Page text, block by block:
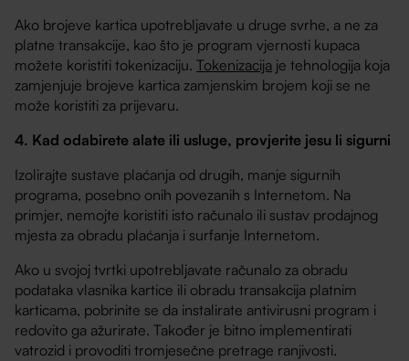
Ako brojeve kartica upotrebljavate u druge svrhe, a ne za
platne transakcije, kao što je program vjernosti kupaca
možete koristiti tokenizaciju.Tokenizacija je tehnologija koja
zamjenjuje brojeve kartica zamjenskim brojem koji se ne
može koristiti za prijevaru.
4. Kad odabirete alate ili usluge, provjerite jesu li sigurni
Izolirajte sustave plaćanja od drugih, manje sigurnih
programa, posebno onih povezanih s Internetom. Na
primjer, nemojte koristiti isto računalo ili sustav prodajnog
mjesta za obradu plaćanja i surfanje Internetom.
Ako u svojoj tvrtki upotrebljavate računalo za obradu
podataka vlasnika kartice ili obradu transakcija platnim
karticama, pobrinite se da instalirate antivirusni program i
redovito ga ažurirate. Također je bitno implementirati
vatrozid i provoditi tromjesečne pretrage ranjivosti.